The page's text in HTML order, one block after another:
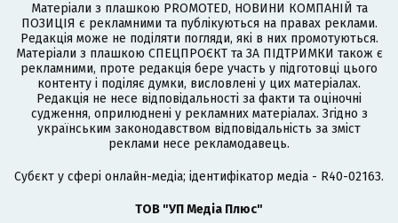
Матеріали з плашкою PROMOTED, НОВИНИ КОМПАНІЙ та
ПОЗИЦІЯ є рекламними та публікуються на правах реклами.
Редакція може не поділяти погляди, які в них промотуються.
Матеріали з плашкою СПЕЦПРОЄКТ та ЗА ПІДТРИМКИ також є
рекламними, проте редакція бере участь у підготовці цього
контенту і поділяє думки, висловлені у цих матеріалах.
Редакція не несе відповідальності за факти та оціночні
судження, оприлюднені у рекламних матеріалах. Згідно з
українським законодавством відповідальність за зміст
реклами несе рекламодавець.
Cубєкт у сфері онлайн-медіа; ідентифікатор медіа - R40-02163.
ТОВ "УП Медіа Плюс"